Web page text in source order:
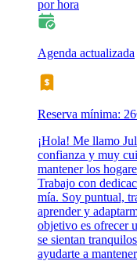
por hora
Agenda actualizada
Reserva mínima:
¡Hola! Me llamo
confianza y muy
mantener los
Trabajo con
mía. Soy puntual,
aprender y
objetivo es ofrecer
se sientan
ayudarte a